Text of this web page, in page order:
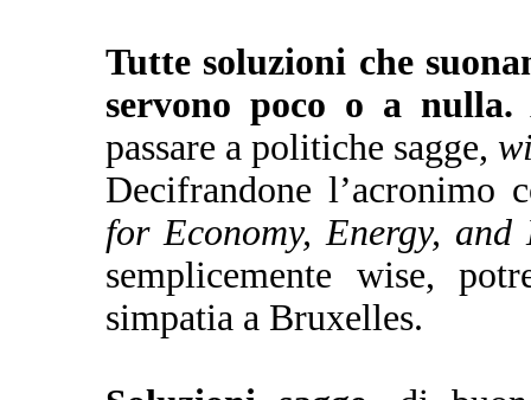
Tutte soluzioni che
servono poco o a nulla.
passare a politiche sagge,
Decifrandone l’acronimo
for Economy, Energy,
semplicemente wise,
simpatia a Bruxelles.